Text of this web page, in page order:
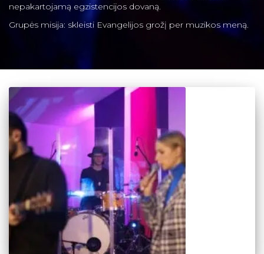
nepakartojamą egzistencijos dovaną.
Grupės misija: skleisti Evangelijos grožį per muzikos meną.